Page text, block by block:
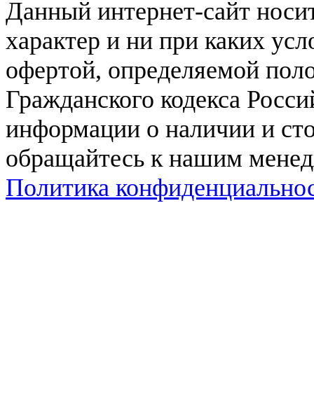
Данный интернет-сайт
характер и ни при каких
офертой, определяемой
Гражданского кодекса
информации о наличии и
обращайтесь к нашим
Политика